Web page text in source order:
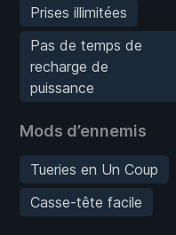
Prises illimitées
Pas de temps de
recharge de
puissance
Mods d’ennemis
Tueries en Un Coup
Casse-tête facile